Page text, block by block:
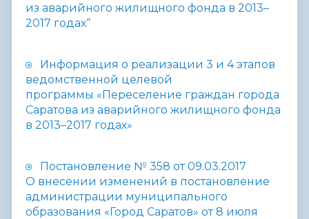
из аварийного жилищного фонда в 2013–
2017 годах“
Информация о реализации 3 и 4 этапов
ведомственной целевой
программы «Переселение граждан города
Саратова из аварийного жилищного фонда
в 2013–2017 годах»
Постановление № 358 от 09.03.2017
О внесении изменений в постановление
администрации муниципального
образования «Город Саратов» от 8 июля